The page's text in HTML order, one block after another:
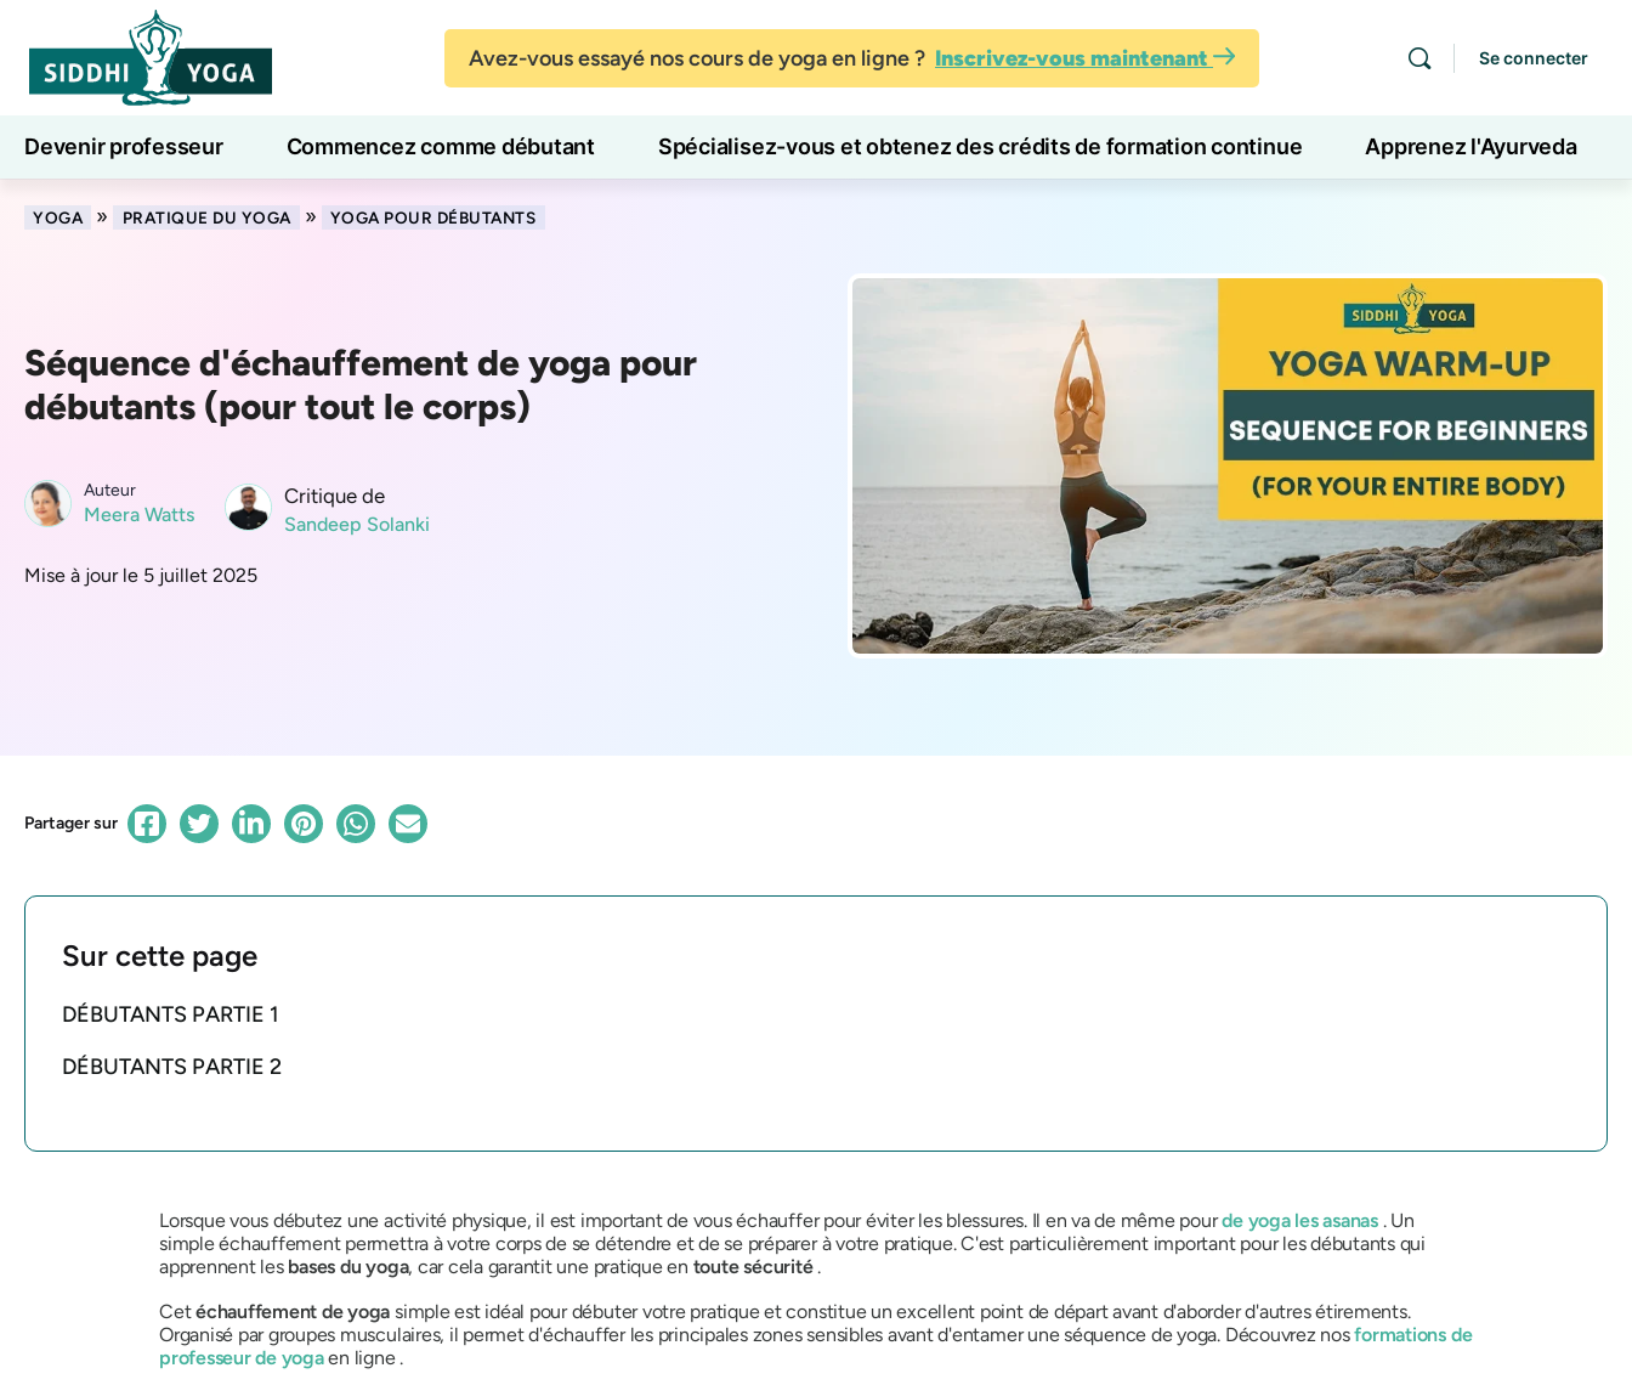
Avez-vous essayé nos cours de yoga en ligne ? Inscrivez-vous maintenant Se connecter
Devenir professeur Commencez comme débutant Spécialisez-vous et obtenez des crédits de formation continue Apprenez l'Ayurveda
Cours de yoga en ligne 7 jours de bien-être
YOGA » PRATIQUE DU YOGA » YOGA POUR DÉBUTANTS
Séquence d'échauffement de yoga pour
débutants (pour tout le corps)
Auteur
Meera Watts
Critique de
Sandeep Solanki
Mise à jour le 5 juillet 2025
Partager sur
Sur cette page
DÉBUTANTS PARTIE 1
DÉBUTANTS PARTIE 2
Lorsque vous débutez une activité physique, il est important de vous échauffer pour éviter les blessures. Il en va de même pourde yoga les asanas. Un
simple échauffement permettra à votre corps de se détendre et de se préparer à votre pratique. C'est particulièrement important pour les débutants qui
apprennent les bases du yoga, car cela garantit une pratique en toute sécurité.
Cetéchauffement de yoga simple est idéal pour débuter votre pratique et constitue un excellent point de départ avant d'aborder d'autres étirements.
Organisé par groupes musculaires, il permet d'échauffer les principales zones sensibles avant d'entamer une séquence de yoga. Découvrez nosformations de
professeur de yogaen ligne .